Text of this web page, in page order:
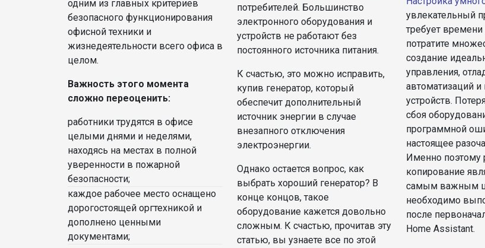
одним из главных критериев
безопасного функционирования
офисной техники и
жизнедеятельности всего офиса в
целом.
Важность этого момента
сложно переоценить:
работники трудятся в офисе
целыми днями и неделями,
находясь на местах в полной
уверенности в пожарной
безопасности;
каждое рабочее место оснащено
дорогостоящей оргтехникой и
дополнено ценными
документами;
потребителей. Большинство
электронного оборудования и
устройств не работают без
постоянного источника питания.
К счастью, это можно исправить,
купив генератор, который
обеспечит дополнительный
источник энергии в случае
внезапного отключения
электроэнергии.
Однако остается вопрос, как
выбрать хороший генератор? В
конце концов, такое
оборудование кажется довольно
сложным. К счастью, прочитав эту
статью, вы узнаете все по этой
увлекательный
требует
потратите
создание
управления,
автоматизаций
устройств.
сбоя
программной
настоящее
Именно поэтому
копирование
самым важным
необходимо
после
Home Assistant.